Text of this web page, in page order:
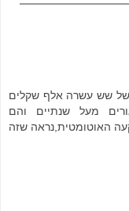
של שש עשרה אלף שקלים
מעל שנתיים והם
האוטומטית,נראה שזה